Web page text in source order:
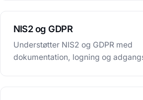
NIS2 og GDPR
Understøtter NIS2 og GDPR med
dokumentation, logning og